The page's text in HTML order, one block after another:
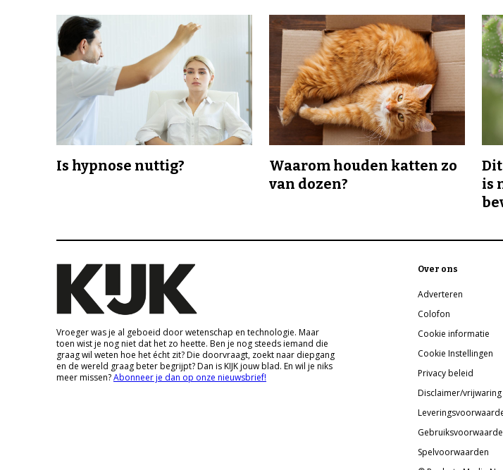
Is hypnose nuttig?
Waarom houden katten zo
van dozen?
is
Vroeger was je al geboeid door wetenschap en technologie. Maar
toen wist je nog niet dat het zo heette. Ben je nog steeds iemand die
graag wil weten hoe het écht zit? Die doorvraagt, zoekt naar diepgang
en de wereld graag beter begrijpt? Dan is KIJK jouw blad. En wil je niks
meer missen?Abonneer je dan op onze nieuwsbrief!
Over ons
Adverteren
Colofon
Cookie informatie
Cookie Instellingen
Privacy beleid
Disclaimer/vrijwaring
Spelvoorwaarden